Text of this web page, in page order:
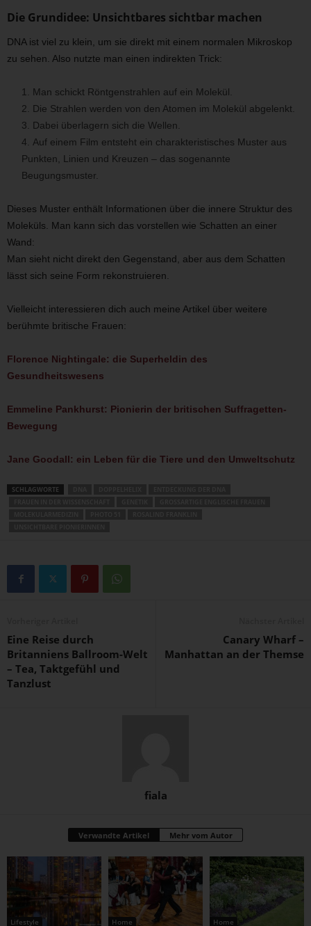
Die Grundidee: Unsichtbares sichtbar machen
DNA ist viel zu klein, um sie direkt mit einem normalen Mikroskop
zu sehen. Also nutzte man einen indirekten Trick:
Man schickt Röntgenstrahlen auf ein Molekül.
Die Strahlen werden von den Atomen im Molekül abgelenkt.
Dabei überlagern sich die Wellen.
Auf einem Film entsteht ein charakteristisches Muster aus
Punkten, Linien und Kreuzen – das sogenannte
Beugungsmuster.
Dieses Muster enthält Informationen über die innere Struktur des
Moleküls. Man kann sich das vorstellen wie Schatten an einer
Wand:
Man sieht nicht direkt den Gegenstand, aber aus dem Schatten
lässt sich seine Form rekonstruieren.
Vielleicht interessieren dich auch meine Artikel über weitere
berühmte britische Frauen:
Florence Nightingale: die Superheldin des
Gesundheitswesens
Emmeline Pankhurst: Pionierin der britischen Suffragetten-
Bewegung
Jane Goodall: ein Leben für die Tiere und den Umweltschutz
SCHLAGWORTE
Eine Reise durch
Britanniens Ballroom-Welt
– Tea, Taktgefühl und
Tanzlust
Canary Wharf –
Manhattan an der Themse
fiala
Verwandte Artikel Mehr vom Autor
Lifestyle Home Home